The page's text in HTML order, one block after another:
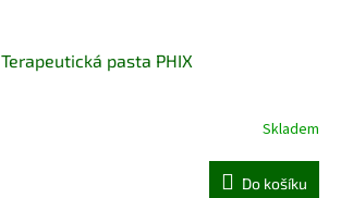
Terapeutická pasta PHIX
Skladem
Do košíku